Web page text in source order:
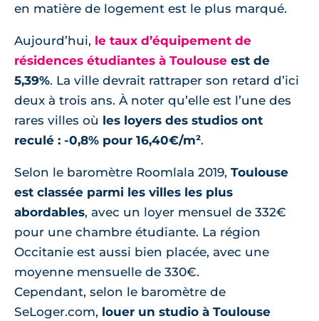
en matière de logement est le plus marqué.
Aujourd’hui, le taux d’équipement de
résidences étudiantes à Toulouse est de
5,39%. La ville devrait rattraper son retard d’ici
deux à trois ans. À noter qu’elle est l’une des
rares villes où les loyers des studios ont
reculé : -0,8% pour 16,40€/m².
Selon le baromètre Roomlala 2019, Toulouse
est classée parmi les villes les plus
abordables, avec un loyer mensuel de 332€
pour une chambre étudiante. La région
Occitanie est aussi bien placée, avec une
moyenne mensuelle de 330€.
Cependant, selon le baromètre de
SeLoger.com, louer un studio à Toulouse